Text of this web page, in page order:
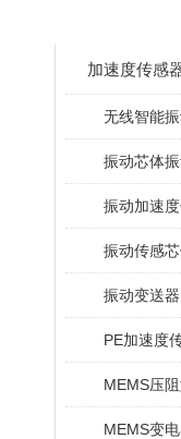
加速度传感
无线智能
振动芯体
振动加速
振动传感
振动变送器
PE加速度
MEMS压
MEMS变